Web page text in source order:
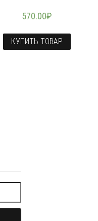
570.00₽
КУПИТЬ ТОВАР